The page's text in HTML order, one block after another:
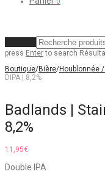
press Enterto search
Boutique/Bière/Houblonnée /
DIPA | 8,2%
Badlands |
8,2%
11,95€
Double IPA